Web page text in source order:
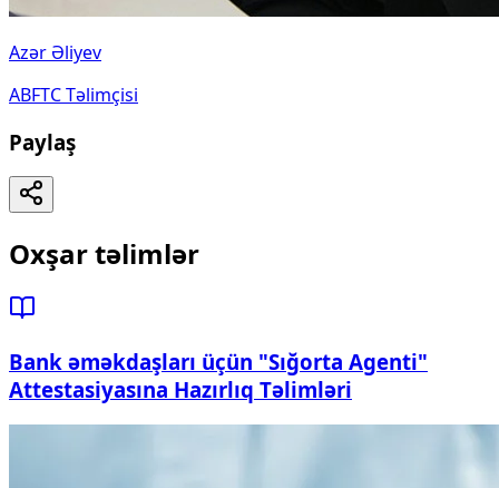
Azər Əliyev
ABFTC Təlimçisi
Paylaş
Oxşar təlimlər
Bank əməkdaşları üçün "Sığorta Agenti"
Attestasiyasına Hazırlıq Təlimləri